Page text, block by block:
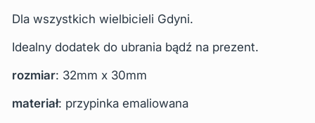
Dla wszystkich wielbicieli Gdyni.
Idealny dodatek do ubrania bądź na prezent.
rozmiar: 32mm x 30mm
materiał: przypinka emaliowana